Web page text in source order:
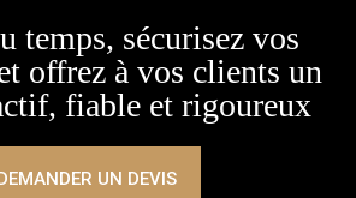
temps, sécurisez vos
offrez à vos clients un
fiable et rigoureux
UN DEVIS